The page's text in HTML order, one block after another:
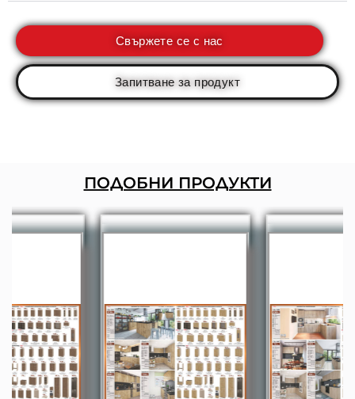
Свържете се с нас
Запитване за продукт
ПОДОБНИ ПРОДУКТИ